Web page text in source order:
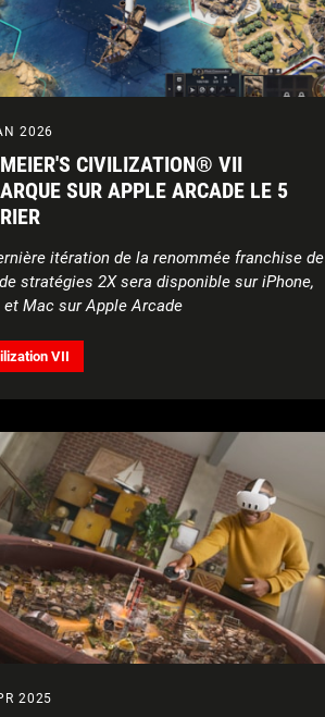
2026
CIVILIZATION® VII
SUR APPLE ARCADE LE 5
itération de la renommée franchise de
stratégies 2X sera disponible sur iPhone,
et Mac sur Apple Arcade
VII
2025